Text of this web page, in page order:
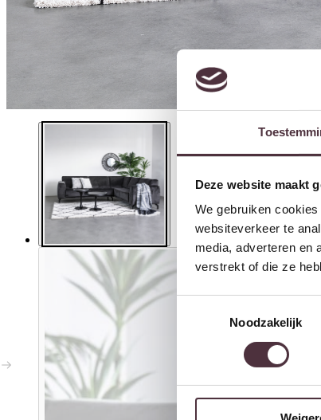
Deze website maakt
We gebruiken
websiteverkeer te
media, adverteren en
verstrekt of die ze
Noodzakelijk